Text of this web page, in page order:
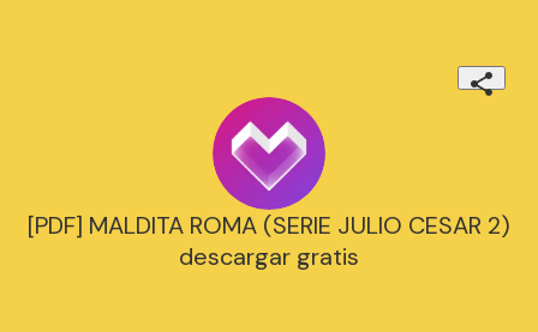
[PDF] MALDITA ROMA (SERIE JULIO CESAR 2)
descargar gratis